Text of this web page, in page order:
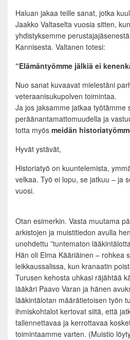
Haluan jakaa teille sanat, jotka
Jaakko Valtaselta vuosia sitten,
yhdistyksemme
Kannisesta. Valtanen totesi:
“Elämäntyömme jälkiä ei
Nuo sanat kuvaavat mielestäni
veteraanisukupolven toimintaa.
Ja jos jaksamme jatkaa työtämme
peräänantamattomuudella ja
totta myös meidän
Hyvät ystävät,
Historiatyö on kuuntelemista,
velkaa. Työ ei lopu, se jatkuu – ja
vuosi.
Otan esimerkin. Vasta muutama
arkistojen ja muistitiedon avulla
unohdettu ”tuntematon
Hän oli Elma Kääriäinen – rohkea
leikkaussalissa, kun kranaatin
Turusen kehosta uhkasi räjähtää
lääkäri Paavo Varan ja hänen
lääkintälotan määrätietoisen työn
ihmiskohtalot kertovat siitä, että
tallennettavaa ja kerrottavaa
toimintaamme varten. (Muistio